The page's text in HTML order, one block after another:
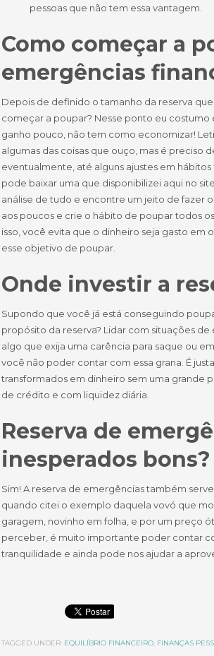
pessoas que não tem essa vantagem.
Como começar a
emergências
Depois de definido o tamanho da reserva
começar a poupar? Nesse ponto eu costumo
ganho pouco, não tem como economizar!
algumas das coisas que ouço, mas é preciso
eventualmente, até alguns ajustes em
pode baixar uma que disponibilizei aqui no
análise de tudo e encontre um jeito de fazer
aos poucos e crie o hábito de poupar todos
isso, você evita que o dinheiro seja gasto em
esse objetivo de poupar.
Onde investir a
Supondo que você já está conseguindo
propósito da reserva? Lidar com situações
algo que exija uma carência para saque ou
você não poder contar com essa grana. É
transformados em dinheiro sem uma grande
de crédito e com liquidez diária.
Reserva de
inesperados bons?
Sim! A reserva de emergências também
quando citei o exemplo daquela vovó que
garagem, novinho em folha, e por um preço
perceber, é muito importante poder contar
tranquilidade e ainda pode nos ajudar a
TAGGED UNDER: EQUILÍBRIO FINANCEIRO, FINANÇAS